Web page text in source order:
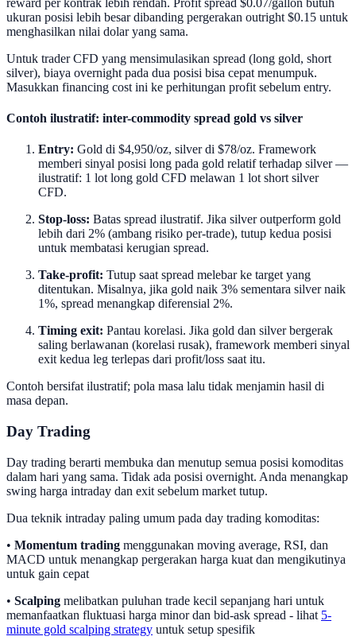
ukuran posisi lebih besar dibanding pergerakan outright $0.15 untuk
menghasilkan nilai dolar yang sama.
Untuk trader CFD yang mensimulasikan spread (long gold, short
silver), biaya overnight pada dua posisi bisa cepat menumpuk.
Masukkan financing cost ini ke perhitungan profit sebelum entry.
Contoh ilustratif: inter-commodity spread gold vs silver
Entry: Gold di $4,950/oz, silver di $78/oz. Framework
memberi sinyal posisi long pada gold relatif terhadap silver —
ilustratif: 1 lot long gold CFD melawan 1 lot short silver
CFD.
Stop-loss: Batas spread ilustratif. Jika silver outperform gold
lebih dari 2% (ambang risiko per-trade), tutup kedua posisi
untuk membatasi kerugian spread.
Take-profit: Tutup saat spread melebar ke target yang
ditentukan. Misalnya, jika gold naik 3% sementara silver naik
1%, spread menangkap diferensial 2%.
Timing exit: Pantau korelasi. Jika gold dan silver bergerak
saling berlawanan (korelasi rusak), framework memberi sinyal
exit kedua leg terlepas dari profit/loss saat itu.
Contoh bersifat ilustratif; pola masa lalu tidak menjamin hasil di
masa depan.
Day Trading
Day trading berarti membuka dan menutup semua posisi komoditas
dalam hari yang sama. Tidak ada posisi overnight. Anda menangkap
swing harga intraday dan exit sebelum market tutup.
Dua teknik intraday paling umum pada day trading komoditas:
• Momentum trading menggunakan moving average, RSI, dan
MACD untuk menangkap pergerakan harga kuat dan mengikutinya
untuk gain cepat
• Scalping melibatkan puluhan trade kecil sepanjang hari untuk
memanfaatkan fluktuasi harga minor dan bid-ask spread - lihat 5-
minute gold scalping strategy untuk setup spesifik